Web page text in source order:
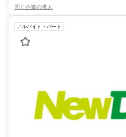
同じ企業の求人
アルバイト・パート